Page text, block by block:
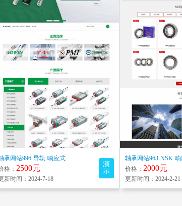
承网站996-导轨-响应式
格：2500元
新时间：2024-7-18
演
示
轴承网站963-NSK-
价格：2000元
更新时间：2024-2-21